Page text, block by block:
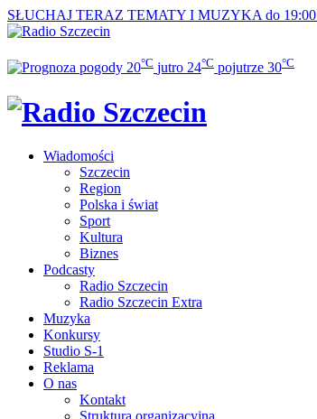
SŁUCHAJ TERAZ TEMATY I MUZYKA do 19:00
20°C jutro 24°C pojutrze 30°C
Wiadomości
Szczecin
Region
Polska i świat
Sport
Kultura
Biznes
Podcasty
Radio Szczecin
Radio Szczecin Extra
Muzyka
Konkursy
Studio S-1
Reklama
O nas
Kontakt